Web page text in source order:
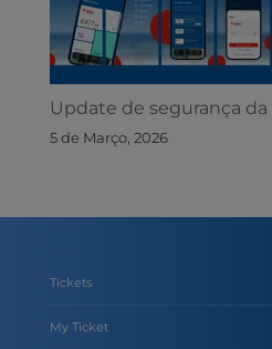
Update de segurança
5 de Março, 2026
Tickets
My Ticket